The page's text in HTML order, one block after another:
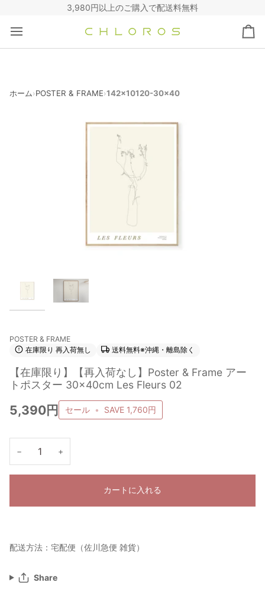
3,980円以上のご購入で配送料無料
カ
ー
ホーム›POSTER & FRAME›142x10120-30x40
POSTER & FRAME
在庫限り 再入荷無し
送料無料※沖縄・離島除く
【在庫限り】【再入荷なし】Poster & Frame アー
トポスター 30×40cm Les Fleurs 02
5,390円 セール • SAVE 1,760円
− +
カートに入れる
配送方法：宅配便（佐川急便 雑貨）
Share